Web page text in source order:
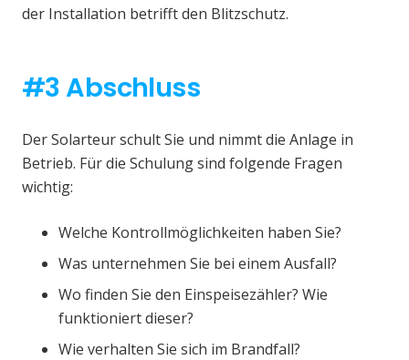
der Installation betrifft den Blitzschutz.
#3 Abschluss
Der Solarteur schult Sie und nimmt die Anlage in
Betrieb. Für die Schulung sind folgende Fragen
wichtig:
Welche Kontrollmöglichkeiten haben Sie?
Was unternehmen Sie bei einem Ausfall?
Wo finden Sie den Einspeisezähler? Wie
funktioniert dieser?
Wie verhalten Sie sich im Brandfall?